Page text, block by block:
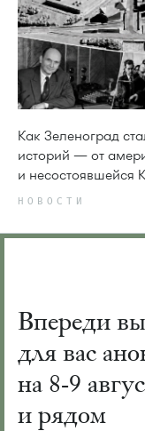
Как Зеленоград
историй — от
и несостоявшейся
НОВОСТИ
Впереди
для вас
на 8-9
и рядом